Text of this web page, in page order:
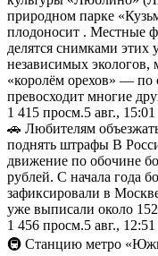
природном парке
плодоносит . Местные
делятся снимками
независимых экологов,
«королём орехов» — по
превосходит многие
1 415 просм.5 авг., 15:01
🚗 Любителям
поднять штрафы В
движение по обочине
рублей. С начала года
зафиксировали в
уже выписали около
1 456 просм.5 авг., 12:51
🚇 Станцию метро